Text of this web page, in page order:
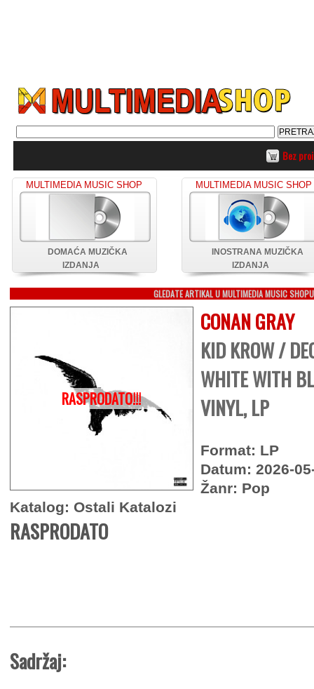
Bez
MULTIMEDIA MUSIC SHOP
DOMAĆA MUZIČKA
IZDANJA
MULTIMEDIA MUSIC SHOP
INOSTRANA MUZIČKA
IZDANJA
GLEDATE ARTIKAL U MULTIMEDIA MUSIC SHOPU
RASPRODATO!!!
CONAN GRAY
KID KROW /
WHITE WITH
VINYL, LP
Format: LP
Datum: 2026-
Žanr: Pop
Katalog: Ostali Katalozi
RASPRODATO
Sadržaj: